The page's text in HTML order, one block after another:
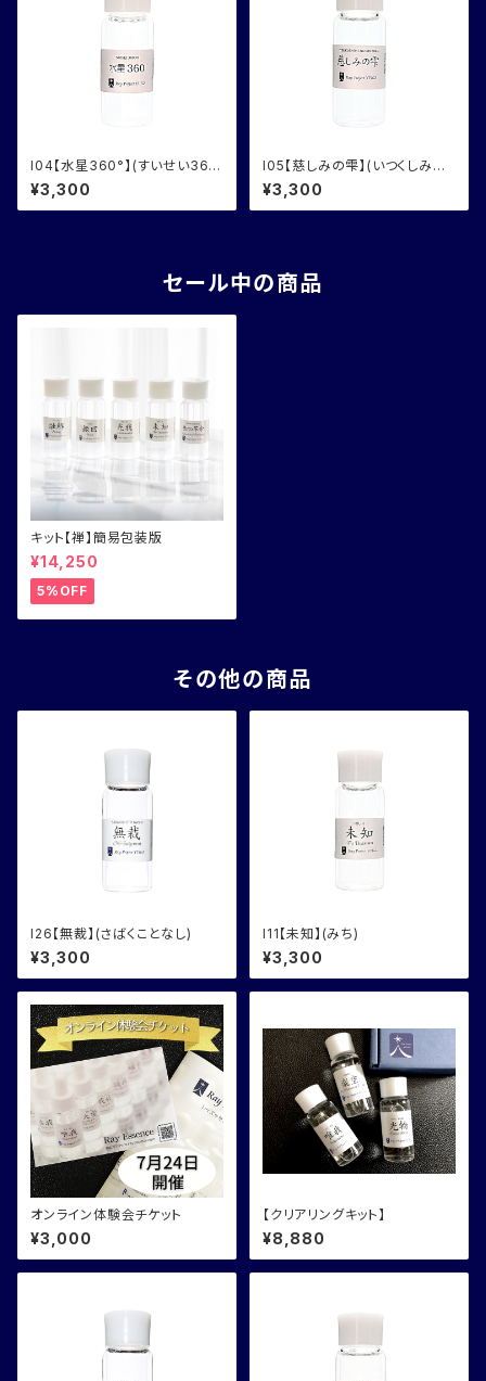
I04【水星360°】(すいせい360
ど)
¥3,300
I05【慈しみの雫】(いつくしみの
しずく)
¥3,300
セール中の商品
キット【禅】簡易包装版
¥14,250
5%OFF
その他の商品
I26【無裁】(さばくことなし)
¥3,300
I11【未知】(みち)
¥3,300
オンライン体験会チケット
¥3,000
【クリアリングキット】
¥8,880